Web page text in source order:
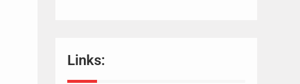
Links: